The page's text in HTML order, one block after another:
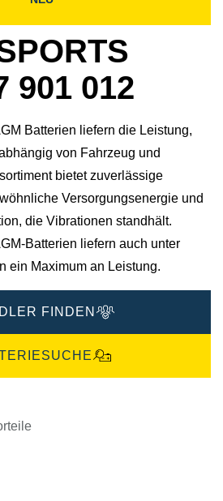
901 012
Batterien liefern die Leistung,
von Fahrzeug und
bietet zuverlässige
Versorgungsenergie und
die Vibrationen standhält.
Batterien liefern auch unter
ein Maximum an Leistung.
FINDEN